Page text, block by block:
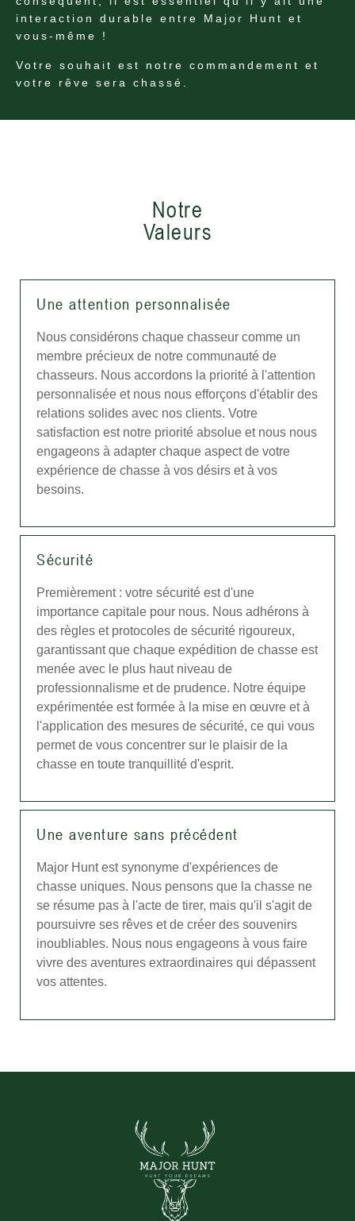
interaction durable entre Major Hunt et
vous-même !
Votre souhait est notre commandement et
votre rêve sera chassé.
Notre
Valeurs
Une attention personnalisée
Nous considérons chaque chasseur comme un
membre précieux de notre communauté de
chasseurs. Nous accordons la priorité à l'attention
personnalisée et nous nous efforçons d'établir des
relations solides avec nos clients. Votre
satisfaction est notre priorité absolue et nous nous
engageons à adapter chaque aspect de votre
expérience de chasse à vos désirs et à vos
besoins.
Sécurité
Premièrement : votre sécurité est d'une
importance capitale pour nous. Nous adhérons à
des règles et protocoles de sécurité rigoureux,
garantissant que chaque expédition de chasse est
menée avec le plus haut niveau de
professionnalisme et de prudence. Notre équipe
expérimentée est formée à la mise en œuvre et à
l'application des mesures de sécurité, ce qui vous
permet de vous concentrer sur le plaisir de la
chasse en toute tranquillité d'esprit.
Une aventure sans précédent
Major Hunt est synonyme d'expériences de
chasse uniques. Nous pensons que la chasse ne
se résume pas à l'acte de tirer, mais qu'il s'agit de
poursuivre ses rêves et de créer des souvenirs
inoubliables. Nous nous engageons à vous faire
vivre des aventures extraordinaires qui dépassent
vos attentes.